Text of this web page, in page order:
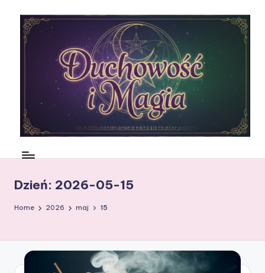
content
m
a
w
si
Dzień: 2026-05-15
Home 2026 maj 15